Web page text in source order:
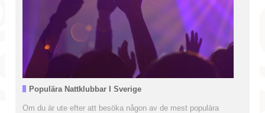
Populära Nattklubbar I Sverige
Om du är ute efter att besöka någon av de mest populära